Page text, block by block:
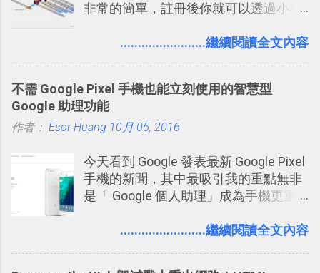
非常的簡單，註冊後你就可以透過小小
文，你可以真的在上面說明你在做什
牢騷，或許你也想要透過Twitter來詢問
什麼事情。各式各樣被發表的
「twitter」會像資訊之河一樣在首頁、
不管是採用什麼樣的方式利用Twitter，
沒有人會有意見，這是我覺得Twitter很
自由也很有趣的一個地方，我可以無拘
利用Twitter來嘗試各種可能。例如 目前
........................繼續閱讀全文內容
不需 Google Pixel 手機也能立刻使用的智慧型
Google 助理功能
作者： Esor Huang 10月 05, 2016
今天看到 Google 發表最新 Google Pixel
手機的新聞，其中最吸引我的重點無非
是「 Google 個人助理」成為手機更重
「這是他使用過最聰明的一台智慧型手
........................繼續閱讀全文內容